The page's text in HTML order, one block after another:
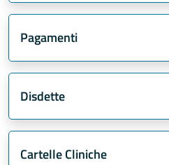
Pagamenti
Disdette
Cartelle Cliniche